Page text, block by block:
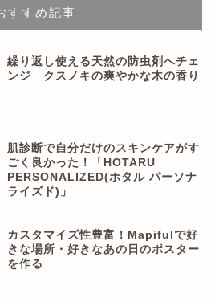
すすめ記事
繰り返し使える天然の防虫剤へチェ
ンジ クスノキの爽やかな木の香り
肌診断で自分だけのスキンケアがす
ごく良かった！「HOTARU
PERSONALIZED(ホタル パーソナ
ライズド)」
カスタマイズ性豊富！Mapifulで好
きな場所・好きなあの日のポスター
を作る